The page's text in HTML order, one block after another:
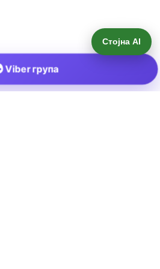
Стојна AI
Viber група